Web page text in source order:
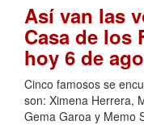
Así van las
Casa de los
hoy 6 de
Cinco famosos se
son: Ximena Herrera,
Gema Garoa y Memo